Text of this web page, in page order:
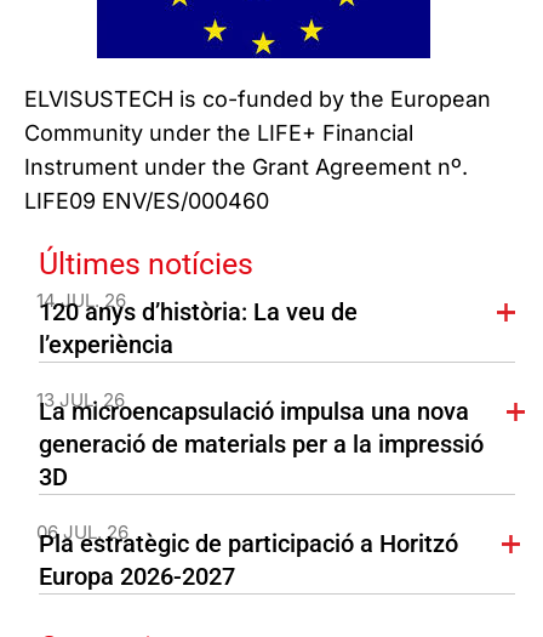
ELVISUSTECH is co-funded by the European
Community under the LIFE+ Financial
Instrument under the Grant Agreement nº.
LIFE09 ENV/ES/000460
Últimes notícies
14 JUL. 26
120 anys d’història: La veu de
l’experiència
13 JUL. 26
La microencapsulació impulsa una nova
generació de materials per a la impressió
3D
06 JUL. 26
Pla estratègic de participació a Horitzó
Europa 2026-2027